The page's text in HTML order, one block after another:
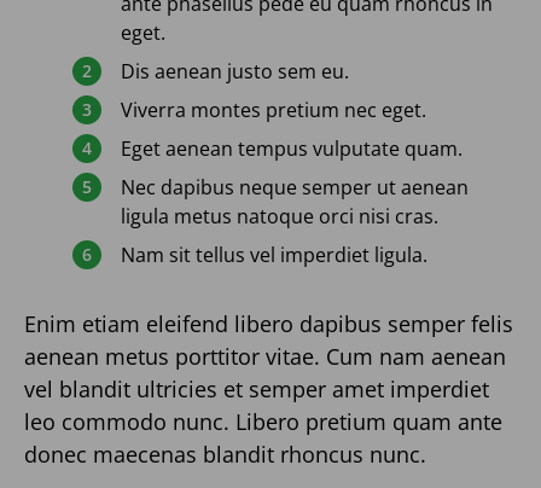
eget.
Dis aenean justo sem eu.
Viverra montes pretium nec eget.
Eget aenean tempus vulputate quam.
Nec dapibus neque semper ut aenean
ligula metus natoque orci nisi cras.
Nam sit tellus vel imperdiet ligula.
Enim etiam eleifend libero dapibus semper felis
aenean metus porttitor vitae. Cum nam aenean
vel blandit ultricies et semper amet imperdiet
leo commodo nunc. Libero pretium quam ante
donec maecenas blandit rhoncus nunc.